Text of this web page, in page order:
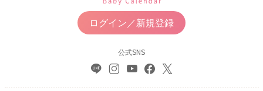
ログイン／新規登録
公式SNS